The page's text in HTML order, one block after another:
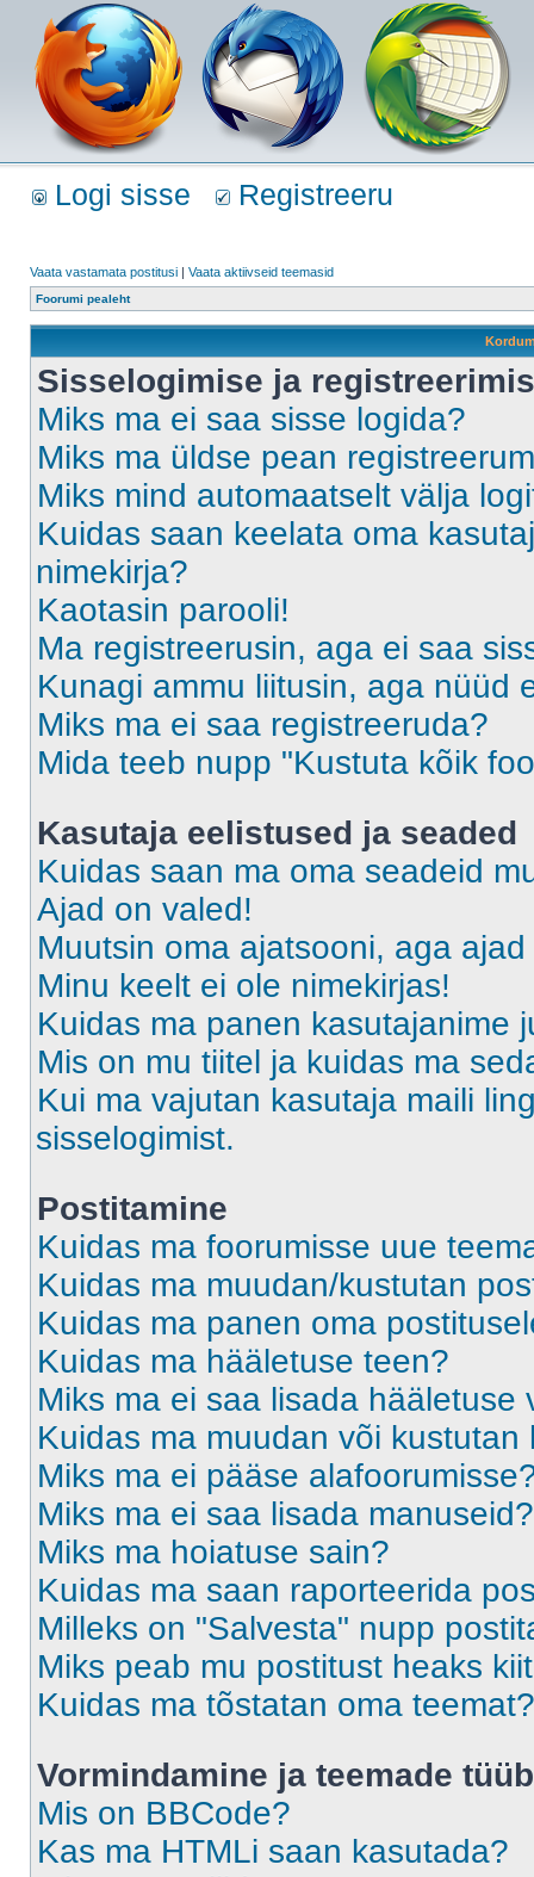
Logi sisse Registreeru
Vaata vastamata postitusi | Vaata aktiivseid teemasid
Foorumi pealeht
Sisselogimise ja
Miks ma ei saa sisse logida?
Miks ma üldse pean
Miks mind automaatselt välja
Kuidas saan keelata oma
nimekirja?
Kaotasin parooli!
Ma registreerusin, aga ei saa
Kunagi ammu liitusin, aga nüüd
Miks ma ei saa registreeruda?
Mida teeb nupp "Kustuta kõik
Kasutaja eelistused ja seaded
Kuidas saan ma oma seadeid
Ajad on valed!
Muutsin oma ajatsooni, aga
Minu keelt ei ole nimekirjas!
Kuidas ma panen kasutajanime
Mis on mu tiitel ja kuidas ma
Kui ma vajutan kasutaja maili
sisselogimist.
Postitamine
Kuidas ma foorumisse uue
Kuidas ma muudan/kustutan
Kuidas ma panen oma
Kuidas ma hääletuse teen?
Miks ma ei saa lisada hääletuse
Kuidas ma muudan või kustutan
Miks ma ei pääse
Miks ma ei saa lisada manuseid?
Miks ma hoiatuse sain?
Kuidas ma saan raporteerida
Milleks on "Salvesta" nupp
Miks peab mu postitust heaks
Kuidas ma tõstatan oma teemat?
Vormindamine ja teemade
Mis on BBCode?
Kas ma HTMLi saan kasutada?